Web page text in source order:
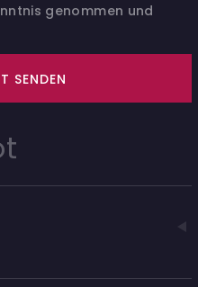
genommen und
SENDEN